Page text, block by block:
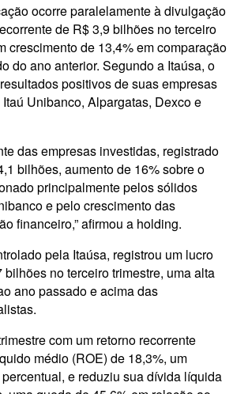
ocorre paralelamente à divulgação
de R$ 3,9 bilhões no terceiro
crescimento de 13,4% em comparação
do ano anterior. Segundo a Itaúsa, o
positivos de suas empresas
Unibanco, Alpargatas, Dexco e
das empresas investidas, registrado
bilhões, aumento de 16% sobre o
principalmente pelos sólidos
e pelo crescimento das
financeiro,” afirmou a holding.
pela Itaúsa, registrou um lucro
no terceiro trimestre, uma alta
ano passado e acima das
com um retorno recorrente
médio (ROE) de 18,3%, um
e reduziu sua dívida líquida